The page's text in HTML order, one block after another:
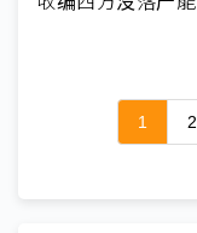
1 2